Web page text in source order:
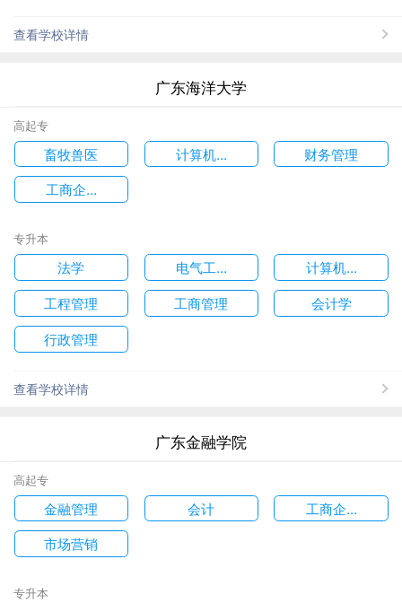
查看学校详情
广东海洋大学
高起专
畜牧兽医 计算机...
财务管理
工商企...
专升本
法学 电气工...
计算机...
工程管理
工商管理
会计学
行政管理
查看学校详情
广东金融学院
高起专
金融管理 会计
工商企...
市场营销
专升本